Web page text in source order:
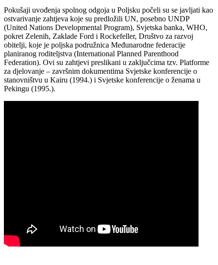
Pokušaji uvođenja spolnog odgoja u Poljsku počeli su se javljati kao
ostvarivanje zahtjeva koje su predložili UN, posebno UNDP
(United Nations Developmental Program), Svjetska banka, WHO,
pokret Zelenih, Zaklade Ford i Rockefeller, Društvo za razvoj
obitelji, koje je poljska podružnica Međunarodne federacije
planiranog roditeljstva (International Planned Parenthood
Federation). Ovi su zahtjevi preslikani u zaključcima tzv. Platforme
za djelovanje – završnim dokumentima Svjetske konferencije o
stanovništvu u Kairu (1994.) i Svjetske konferencije o ženama u
Pekingu (1995.).